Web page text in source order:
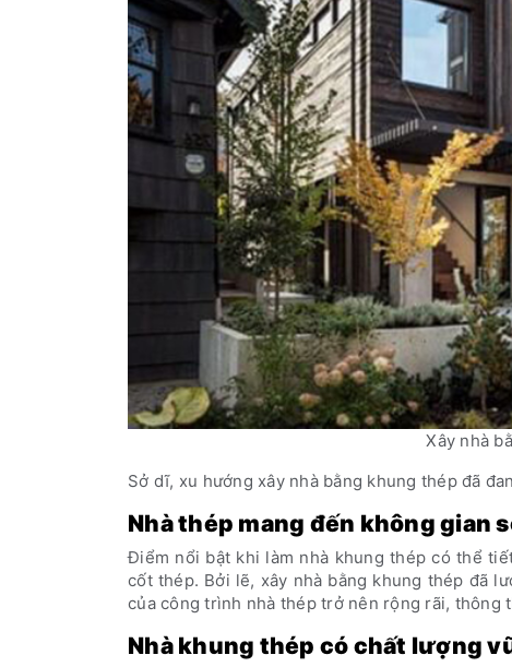
Xây nhà
Sở dĩ, xu hướng xây nhà bằng khung thép đã
Nhà thép mang đến không gian
Điểm nổi bật khi làm nhà khung thép có thể
cốt thép. Bởi lẽ, xây nhà bằng khung thép đã
của công trình nhà thép trở nên rộng rãi, thông
Nhà khung thép có chất lượng